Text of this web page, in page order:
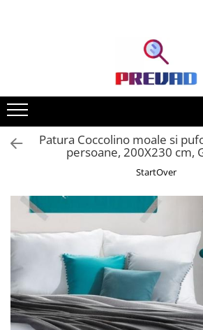
Produse cu transport gratuit –
livrare rapidă și fără costuri
Casa & Gradina
Home & Deco
Produse Cosmetice
Patura Coccolino moale si
persoane, 200X230 cm,
StartOver